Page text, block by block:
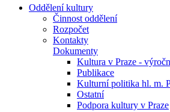
Oddělení kultury
Činnost oddělení
Rozpočet
Kontakty
Dokumenty
Kultura v Praze -
Publikace
Kulturní politika hl. m.
Ostatní
Podpora kultury v Praze